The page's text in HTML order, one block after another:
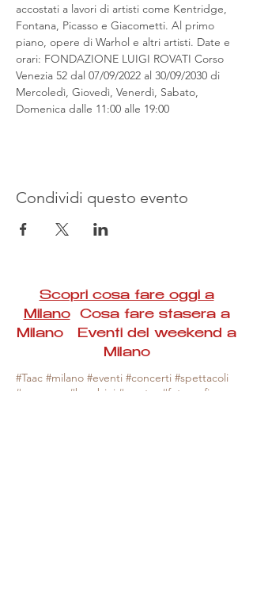
accostati a lavori di artisti come Kentridge,
Fontana, Picasso e Giacometti. Al primo
piano, opere di Warhol e altri artisti. Date e
orari: FONDAZIONE LUIGI ROVATI Corso
Venezia 52 dal 07/09/2022 al 30/09/2030 di
Mercoledì, Giovedì, Venerdì, Sabato,
Domenica dalle 11:00 alle 19:00
Condividi questo evento
Scopri cosa fare oggi a
MilanoCosa fare stasera a
Milano Eventi del weekend a
Milano
#Taac #milano #eventi #concerti #spettacoli
#rassegne #bambini #mostre #fotografia